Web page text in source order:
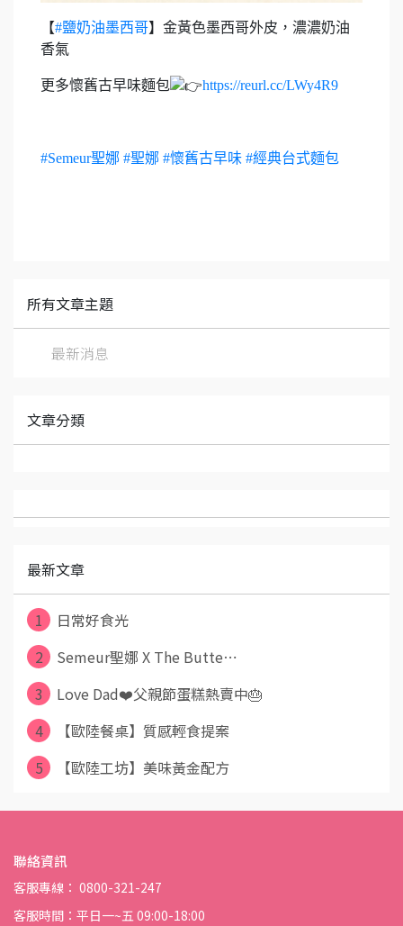
【#鹽奶油墨西哥】金黃色墨西哥外皮，濃濃奶油
香氣
更多懷舊古早味麵包 https://reurl.cc/LWy4R9
#Semeur聖娜 #聖娜 #懷舊古早味 #經典台式麵包
所有文章主題
最新消息
文章分類
最新文章
1
日常好食光
2
Semeur聖娜 X The Butte⋯
3
Love Dad❤️父親節蛋糕熱賣中🎂
4
【歐陸餐桌】質感輕食提案
5
【歐陸工坊】美味黃金配方
聯絡資訊
客服專線： 0800-321-247
客服時間：平日一~五 09:00-18:00